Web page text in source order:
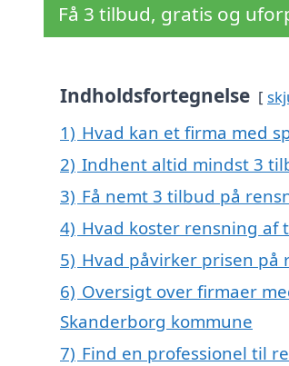
Få 3 tilbud, gratis og
Indholdsfortegnelse
1) Hvad kan et firma med
2) Indhent altid mindst 3
3) Få nemt 3 tilbud på
4) Hvad koster rensning af
5) Hvad påvirker prisen
6) Oversigt over firmaer
Skanderborg kommune
7) Find en professionel til